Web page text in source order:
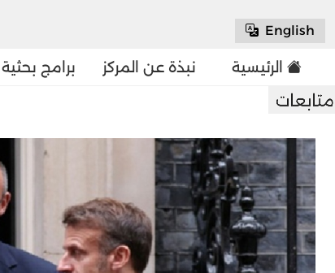
English
الرئيسية نبذة عن المركز برامج بحثية